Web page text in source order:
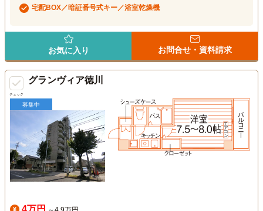
宅配BOX／暗証番号式キー／浴室乾燥機
お気に入り お問合せ・資料請求
チェック
グランヴィア徳川
募集中
4万円